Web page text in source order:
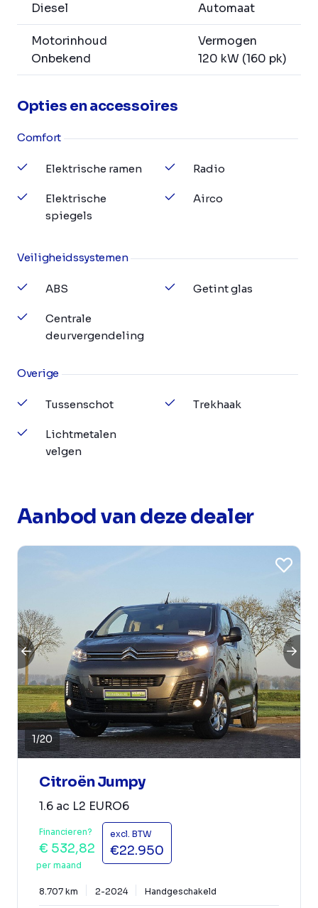
Diesel
Automaat
Motorinhoud
Onbekend
Vermogen
120 kW (160 pk)
Opties en accessoires
Comfort
Elektrische ramen
Elektrische
spiegels
Radio
Airco
Veiligheidssystemen
ABS
Centrale
deurvergendeling
Getint glas
Overige
Tussenschot
Lichtmetalen
velgen
Trekhaak
Aanbod van deze dealer
1/20
Citroën Jumpy
1.6 ac L2 EURO6
Financieren?
€ 532,82
per maand
excl. BTW
€22.950
8.707 km 2-2024 Handgeschakeld